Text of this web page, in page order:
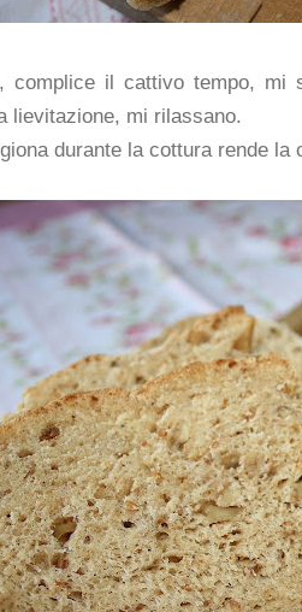
il cattivo tempo, mi
lievitazione, mi rilassano.
durante la cottura rende la